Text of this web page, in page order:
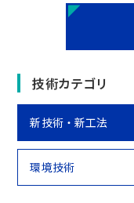
技術カテゴリ
新技術・新工法
環境技術